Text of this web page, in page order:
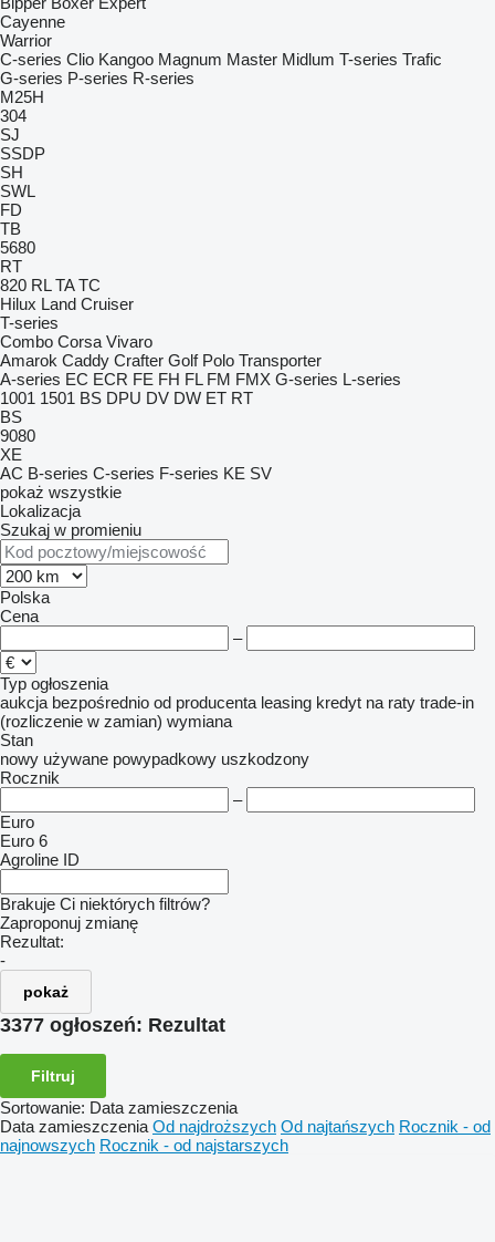
Cayenne
Warrior
C-series Clio Kangoo Magnum Master Midlum T-series Trafic
G-series P-series R-series
M25H
304
SJ
SSDP
SH
SWL
FD
TB
5680
RT
820 RL TA TC
Hilux Land Cruiser
T-series
Combo Corsa Vivaro
Amarok Caddy Crafter Golf Polo Transporter
A-series EC ECR FE FH FL FM FMX G-series L-series
1001 1501 BS DPU DV DW ET RT
BS
9080
XE
AC B-series C-series F-series KE SV
pokaż wszystkie
Lokalizacja
Szukaj w promieniu
Polska
Cena
–
Typ ogłoszenia
aukcja bezpośrednio od producenta leasing kredyt na raty trade-in
(rozliczenie w zamian) wymiana
Stan
nowy używane powypadkowy uszkodzony
Rocznik
–
Euro
Euro 6
Agroline ID
Brakuje Ci niektórych filtrów?
Zaproponuj zmianę
Rezultat:
-
pokaż
3377 ogłoszeń: Rezultat
Filtruj
Sortowanie: Data zamieszczenia
Data zamieszczenia Od najdroższych Od najtańszych Rocznik - od
najnowszych Rocznik - od najstarszych